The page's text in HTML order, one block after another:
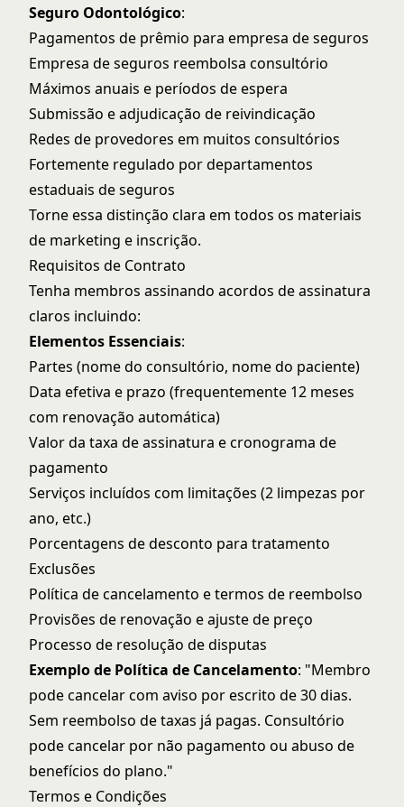
Seguro Odontológico:
Pagamentos de prêmio para empresa de seguros
Empresa de seguros reembolsa consultório
Máximos anuais e períodos de espera
Submissão e adjudicação de reivindicação
Redes de provedores em muitos consultórios
Fortemente regulado por departamentos
estaduais de seguros
Torne essa distinção clara em todos os materiais
de marketing e inscrição.
Requisitos de Contrato
Tenha membros assinando acordos de assinatura
claros incluindo:
Elementos Essenciais:
Partes (nome do consultório, nome do paciente)
Data efetiva e prazo (frequentemente 12 meses
com renovação automática)
Valor da taxa de assinatura e cronograma de
pagamento
Serviços incluídos com limitações (2 limpezas por
ano, etc.)
Porcentagens de desconto para tratamento
Exclusões
Política de cancelamento e termos de reembolso
Provisões de renovação e ajuste de preço
Processo de resolução de disputas
Exemplo de Política de Cancelamento: "Membro
pode cancelar com aviso por escrito de 30 dias.
Sem reembolso de taxas já pagas. Consultório
pode cancelar por não pagamento ou abuso de
benefícios do plano."
Termos e Condições